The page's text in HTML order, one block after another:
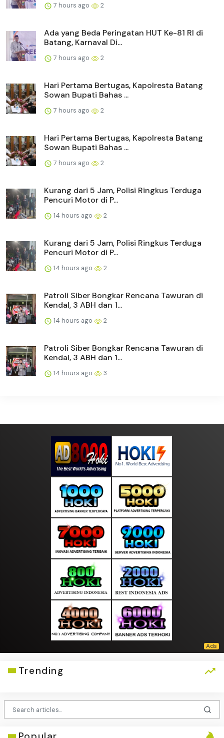
7 hours ago 2
Ada yang Beda Peringatan HUT Ke-81 RI di
Batang, Karnaval Di...
7 hours ago 2
Hari Pertama Bertugas, Kapolresta Batang
Sowan Bupati Bahas ...
7 hours ago 2
Hari Pertama Bertugas, Kapolresta Batang
Sowan Bupati Bahas ...
7 hours ago 2
Kurang dari 5 Jam, Polisi Ringkus Terduga
Pencuri Motor di P...
14 hours ago 2
Kurang dari 5 Jam, Polisi Ringkus Terduga
Pencuri Motor di P...
14 hours ago 2
Patroli Siber Bongkar Rencana Tawuran di
Kendal, 3 ABH dan 1...
14 hours ago 2
Patroli Siber Bongkar Rencana Tawuran di
Kendal, 3 ABH dan 1...
14 hours ago 3
Trending